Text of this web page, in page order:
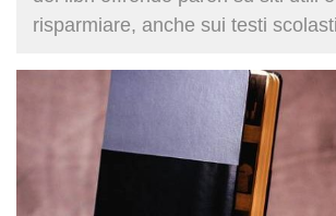
risparmiare, anche sui testi